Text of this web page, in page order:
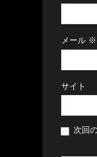
メール ※
サイト
次回